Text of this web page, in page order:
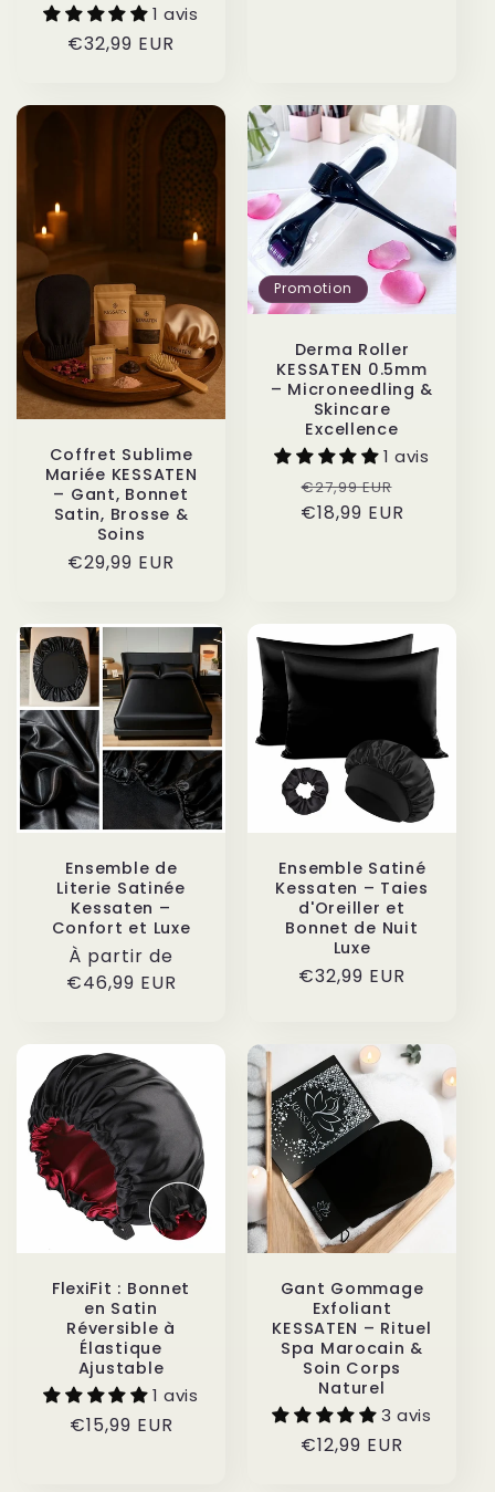
1 avis
Prix
€32,99 EUR
Coffret Sublime
Mariée KESSATEN
– Gant, Bonnet
Satin, Brosse &
Soins
Prix
€29,99 EUR
Promotion
Derma Roller
KESSATEN 0.5mm
– Microneedling &
Skincare
Excellence
1 avis
Prix
habituel
€27,99 EUR
€18,99 EUR
Ensemble de
Literie Satinée
Kessaten –
Confort et Luxe
Prix
habituel
À partir de
€46,99 EUR
Ensemble Satiné
Kessaten – Taies
d'Oreiller et
Bonnet de Nuit
Luxe
Prix
€32,99 EUR
FlexiFit : Bonnet
en Satin
Réversible à
Élastique
Ajustable
1 avis
Prix
€15,99 EUR
Gant Gommage
Exfoliant
KESSATEN – Rituel
Spa Marocain &
Soin Corps
Naturel
3 avis
Prix
€12,99 EUR